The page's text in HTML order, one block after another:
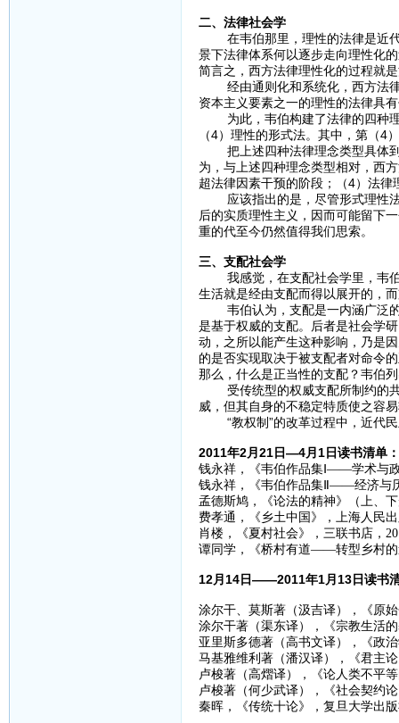
二、法律社会学
在韦伯那里，理性的法律是近代
景下法律体系何以逐步走向理性化
简言之，西方法律理性化的过程就
经由通则化和系统化，西方法律
资本主义要素之一的理性的法律具
为此，韦伯构建了法律的四种理
（4）理性的形式法。其中，第（4
把上述四种法律理念类型具体到
为，与上述四种理念类型相对，西
超法律因素干预的阶段；（4）法律
应该指出的是，尽管形式理性法
后的实质理性主义，因而可能留下
重的代至今仍然值得我们思索。
三、支配社会学
我感觉，在支配社会学里，韦伯
生活就是经由支配而得以展开的，
韦伯认为，支配是一内涵广泛的
是基于权威的支配。后者是社会学
动，之所以能产生这种影响，乃是
的是否实现取决于被支配者对命令
那么，什么是正当性的支配？韦伯
受传统型的权威支配所制约的共
威，但其自身的不稳定特质使之容
“教权制”的改革过程中，近代
2011年2月21日—4月1日读书清单：
钱永祥，《韦伯作品集Ⅰ——学术与
钱永祥，《韦伯作品集Ⅱ——经济与
孟德斯鸠，《论法的精神》（上、
费孝通，《乡土中国》，上海人民
肖楼，《夏村社会》，三联书店，
谭同学，《桥村有道——转型乡村的
12月14日——2011年1月13日读书
涂尔干、莫斯著（汲吉译），《原
涂尔干著（渠东译），《宗教生活
亚里斯多德著（高书文译），《政
马基雅维利著（潘汉译），《君主
卢梭著（高熠译），《论人类不平
卢梭著（何少武译），《社会契约
秦晖，《传统十论》，复旦大学出